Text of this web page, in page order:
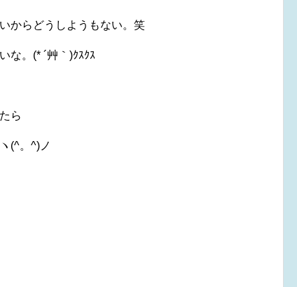
からどうしようもない。笑
な。(* ´艸｀)ｸｽｸｽ
ら
(^。^)ノ